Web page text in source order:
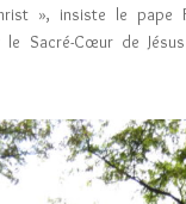
», insiste le pape
le Sacré-Cœur de